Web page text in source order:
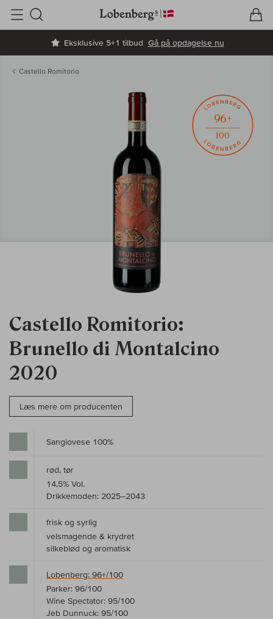
Eksklusive 5+1 tilbud Gå på opdagelse nu
Søg
Castello Romitorio
Castello Romitorio:
Brunello di Montalcino
2020
Læs mere om producenten
96+
100
Sangiovese 100%
rød, tør
14,5% Vol.
Drikkemoden: 2025–2043
frisk og syrlig
velsmagende & krydret
silkeblød og aromatisk
Lobenberg: 96+/100
Parker: 96/100
Wine Spectator: 95/100
Jeb Dunnuck: 95/100